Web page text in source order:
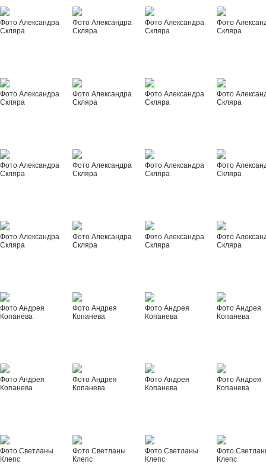
Фото Александра
Скляра
Фото Александра
Скляра
Фото Александра
Скляра
Фото
Скляра
Фото Александра
Скляра
Фото Александра
Скляра
Фото Александра
Скляра
Фото
Скляра
Фото Александра
Скляра
Фото Александра
Скляра
Фото Александра
Скляра
Фото
Скляра
Фото Александра
Скляра
Фото Александра
Скляра
Фото Александра
Скляра
Фото
Скляра
Фото Андрея
Копанева
Фото Андрея
Копанева
Фото Андрея
Копанева
Фото Андрея
Копанева
Фото Андрея
Копанева
Фото Андрея
Копанева
Фото Андрея
Копанева
Фото Андрея
Копанева
Фото Светланы
Клепс
Фото Светланы
Клепс
Фото Светланы
Клепс
Фото
Клепс